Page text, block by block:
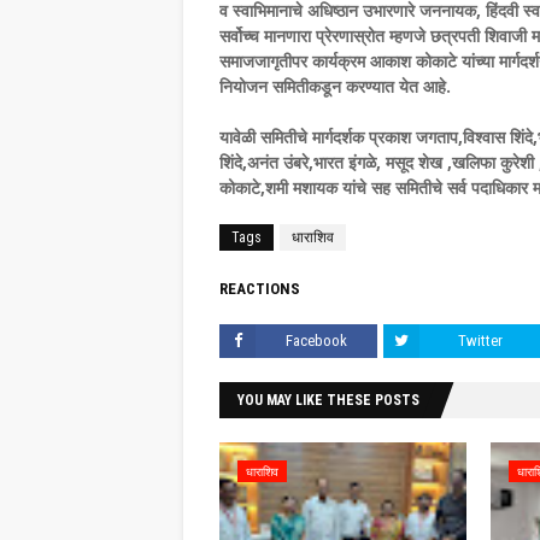
व स्वाभिमानाचे अधिष्ठान उभारणारे जननायक, हिंदवी
सर्वोच्च मानणारा प्रेरणास्रोत म्हणजे छत्रपती
समाजजागृतीपर कार्यक्रम आकाश कोकाटे यांच्या
नियोजन समितीकडून करण्यात येत आहे.
यावेळी समितीचे मार्गदर्शक प्रकाश जगताप,विश्वास
शिंदे,अनंत उंबरे,भारत इंगळे, मसूद शेख ,खलिफा कुरेशी
कोकाटे,शमी मशायक यांचे सह समितीचे सर्व पदाधिकार
Tags धाराशिव
REACTIONS
Facebook Twitter
YOU MAY LIKE THESE POSTS
धाराशिव